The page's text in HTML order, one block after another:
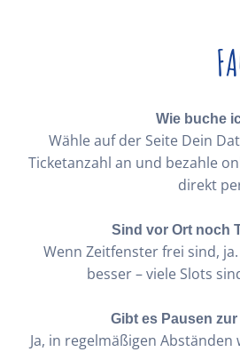
Wie buche
Wähle auf der Seite Dein
Ticketanzahl an und bezahle
direkt
Sind vor Ort noch
Wenn Zeitfenster frei sind,
besser – viele Slots
Gibt es Pausen
Ja, in regelmäßigen